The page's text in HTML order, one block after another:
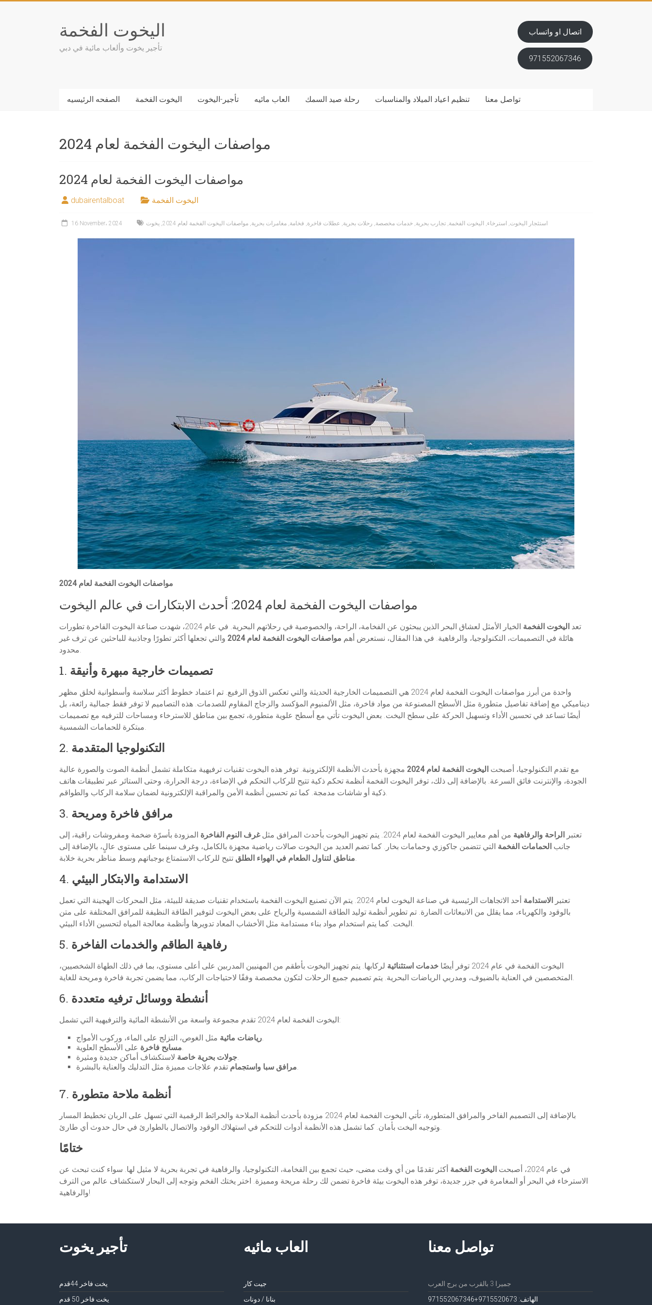
اليخوت الفخمة
تأجير يخوت وألعاب مائية في دبي
اتصال او واتساب
971552067346
الصفحه الرئيسيه اليخوت الفخمة تأجير-اليخوت العاب مائيه رحلة صيد السمك تنظيم اعياد الميلاد والمناسبات تواصل معنا
مواصفات اليخوت الفخمة لعام 2024
مواصفات اليخوت الفخمة لعام 2024
dubairentalboat اليخوت الفخمة
16 November، 2024 استئجار اليخوت, استرخاء, اليخوت الفخمة, تجارب بحرية, خدمات مخصصة, رحلات بحرية, عطلات فاخرة, فخامة, مغامرات بحرية, مواصفات اليخوت الفخمة لعام 2024 , يخوت
مواصفات اليخوت الفخمة لعام 2024
مواصفات اليخوت الفخمة لعام 2024: أحدث الابتكارات في عالم اليخوت
تعد اليخوت الفخمة
الخيار الأمثل لعشاق البحر الذين يبحثون عن الفخامة، الراحة، والخصوصية في رحلاتهم البحرية. في عام 2024، شهدت صناعة اليخوت الفاخرة تطورات
هائلة في التصميمات، التكنولوجيا، والرفاهية. في هذا المقال، نستعرض أهم مواصفات اليخوت الفخمة لعام 2024
والتي تجعلها أكثر تطورًا وجاذبية للباحثين عن ترف غير
محدود.
1. تصميمات خارجية مبهرة وأنيقة
واحدة من أبرز مواصفات اليخوت الفخمة لعام 2024 هي التصميمات الخارجية الحديثة والتي تعكس الذوق الرفيع. تم اعتماد خطوط أكثر سلاسة وأسطوانية لخلق مظهر
ديناميكي مع إضافة تفاصيل متطورة مثل الأسطح المصنوعة من مواد فاخرة، مثل الألمنيوم المؤكسد والزجاج المقاوم للصدمات. هذه التصاميم لا توفر فقط جمالية رائعة، بل
أيضًا تساعد في تحسين الأداء وتسهيل الحركة على سطح اليخت. بعض اليخوت تأتي مع أسطح علوية متطورة، تجمع بين مناطق للاسترخاء ومساحات للترفيه مع تصميمات
مبتكرة للحمامات الشمسية.
2. التكنولوجيا المتقدمة
مع تقدم التكنولوجيا، أصبحت اليخوت الفخمة لعام 2024
مجهزة بأحدث الأنظمة الإلكترونية. توفر هذه اليخوت تقنيات ترفيهية متكاملة تشمل أنظمة الصوت والصورة عالية
الجودة، والإنترنت فائق السرعة. بالإضافة إلى ذلك، توفر اليخوت الفخمة أنظمة تحكم ذكية تتيح للركاب التحكم في الإضاءة، درجة الحرارة، وحتى الستائر عبر تطبيقات هاتف
ذكية أو شاشات مدمجة. كما تم تحسين أنظمة الأمن والمراقبة الإلكترونية لضمان سلامة الركاب والطواقم.
3. مرافق فاخرة ومريحة
تعتبر الراحة والرفاهية من أهم معايير اليخوت الفخمة لعام 2024. يتم تجهيز اليخوت بأحدث المرافق مثل غرف النوم الفاخرة المزودة بأسرّة ضخمة ومفروشات راقية، إلى
جانب الحمامات الفخمة التي تتضمن جاكوزي وحمامات بخار. كما تضم العديد من اليخوت صالات رياضية مجهزة بالكامل، وغرف سينما على مستوى عالٍ، بالإضافة إلى
مناطق لتناول الطعام في الهواء الطلقتتيح للركاب الاستمتاع بوجباتهم وسط مناظر بحرية خلابة.
4. الاستدامة والابتكار البيئي
تعتبر الاستدامة
أحد الاتجاهات الرئيسية في صناعة اليخوت لعام 2024. يتم الآن تصنيع اليخوت الفخمة باستخدام تقنيات صديقة للبيئة، مثل المحركات الهجينة التي تعمل
بالوقود والكهرباء، مما يقلل من الانبعاثات الضارة. تم تطوير أنظمة توليد الطاقة الشمسية والرياح على بعض اليخوت لتوفير الطاقة النظيفة للمرافق المختلفة على متن
اليخت. كما يتم استخدام مواد بناء مستدامة مثل الأخشاب المعاد تدويرها وأنظمة معالجة المياه لتحسين الأداء البيئي.
5. رفاهية الطاقم والخدمات الفاخرة
اليخوت الفخمة في عام 2024 توفر أيضًا خدمات استثنائية لركابها. يتم تجهيز اليخوت بأطقم من المهنيين المدربين على أعلى مستوى، بما في ذلك الطهاة الشخصيين،
المتخصصين في العناية بالضيوف، ومدربي الرياضات البحرية. يتم تصميم جميع الرحلات لتكون مخصصة وفقًا لاحتياجات الركاب، مما يضمن تجربة فاخرة ومريحة للغاية.
6. أنشطة ووسائل ترفيه متعددة
اليخوت الفخمة لعام 2024 تقدم مجموعة واسعة من الأنشطة المائية والترفيهية التي تشمل:
رياضات مائيةمثل الغوص، التزلج على الماء، وركوب الأمواج.
مسابح فاخرةعلى الأسطح العلوية.
جولات بحرية خاصةلاستكشاف أماكن جديدة ومثيرة.
مرافق سبا واستجمامتقدم علاجات مميزة مثل التدليك والعناية بالبشرة.
7. أنظمة ملاحة متطورة
بالإضافة إلى التصميم الفاخر والمرافق المتطورة، تأتي اليخوت الفخمة لعام 2024 مزودة بأحدث أنظمة الملاحة والخرائط الرقمية التي تسهل على الربان تخطيط المسار
وتوجيه اليخت بأمان. كما تشمل هذه الأنظمة أدوات للتحكم في استهلاك الوقود والاتصال بالطوارئ في حال حدوث أي طارئ.
ختامًا
في عام 2024، أصبحت اليخوت الفخمة أكثر تقدمًا من أي وقت مضى، حيث تجمع بين الفخامة، التكنولوجيا، والرفاهية في تجربة بحرية لا مثيل لها. سواء كنت تبحث عن
الاسترخاء في البحر أو المغامرة في جزر جديدة، توفر هذه اليخوت بيئة فاخرة تضمن لك رحلة مريحة ومميزة. اختر يختك الفخم وتوجه إلى البحار لاستكشاف عالم من الترف
والرفاهية!
تأجير يخوت
يخت فاخر 44قدم
يخت فاخر 50 قدم
العاب مائيه
جيت كار
بنانا / دونات
تواصل معنا
جميرا 3 بالقرب من برج العرب
الهاتف: 971552067 3+971552067346